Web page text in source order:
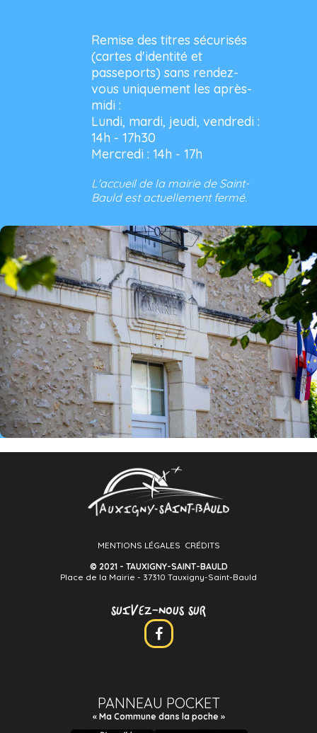
Remise des titres sécurisés
(cartes d'identité et
passeports) sans rendez-
vous uniquement les après-
midi :
Lundi, mardi, jeudi, vendredi :
14h - 17h30
Mercredi : 14h - 17h
L'accueil de la mairie de Saint-
Bauld est actuellement fermé.
MENTIONS LÉGALES CRÉDITS
© 2021 - TAUXIGNY-SAINT-BAULD
Place de la Mairie - 37310 Tauxigny-Saint-Bauld
SUIVEZ-NOUS SUR
PANNEAU POCKET
« Ma Commune dans la poche »